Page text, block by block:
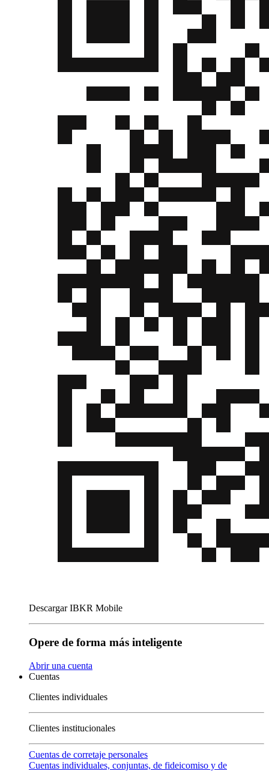
Descargar IBKR Mobile
Opere de forma más inteligente
Abrir una cuenta
Cuentas
Clientes individuales
Clientes institucionales
Cuentas de corretaje personales
Cuentas individuales, conjuntas, de fideicomiso y de